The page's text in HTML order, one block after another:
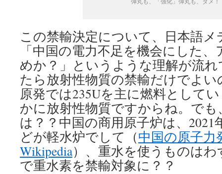
この禁輸決定について、日本語
「中国の電力不足を機会にした
めか？」というような理解が流
たら放射性物質の禁輸だけでよ
原発では235Uを主に燃料として
かに放射性物質ですからね。でも
は？？中国の商用原子炉は、2021
どが軽水炉でして（中国の原子力
Wikipedia）、重水を使うものは
で重水素を禁輸対象に？？